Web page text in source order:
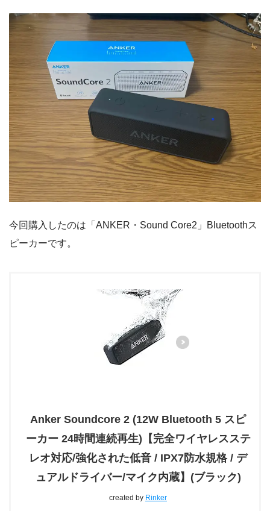
今回購入したのは「ANKER・Sound Core2」Bluetoothス
ピーカーです。
Anker Soundcore 2 (12W Bluetooth 5 スピ
ーカー 24時間連続再生)【完全ワイヤレスステ
レオ対応/強化された低音 / IPX7防水規格 / デ
ュアルドライバー/マイク内蔵】(ブラック)
created by Rinker